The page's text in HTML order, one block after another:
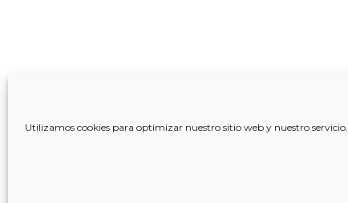
Utilizamos cookies para optimizar nuestro sitio web y nuestro servicio.